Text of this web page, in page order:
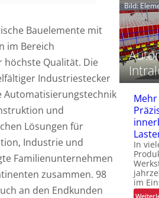
Bauelemente mit
im Bereich
höchste Qualität. Die
Industriestecker
Automatisierungstechnik
und
Lösungen für
Industrie und
Familienunternehmen
zusammen. 98
an den Endkunden
i
t
l
t
r
c
e
t
r
f
r
s
Bild:
In
im